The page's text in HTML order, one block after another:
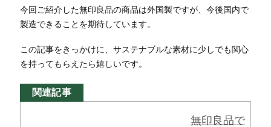
今回ご紹介した無印良品の商品は外国製ですが、今後国内で
製造できることを期待しています。
この記事をきっかけに、サステナブルな素材に少しでも関心
を持ってもらえたら嬉しいです。
関連記事
無印良品で